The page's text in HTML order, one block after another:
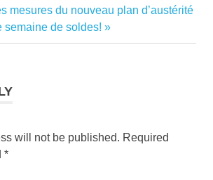
mesures du nouveau plan d’austérité
semaine de soldes!
will not be published. Required
*